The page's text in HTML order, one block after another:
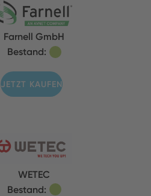
Farnell GmbH
Bestand:
JETZT KAUFEN
WETEC
Bestand: